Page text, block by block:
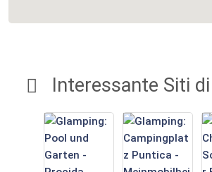
Interessante Siti